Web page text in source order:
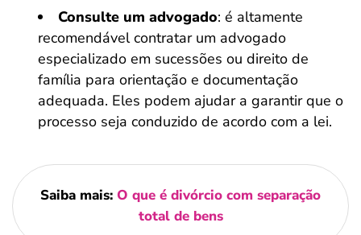
Consulte um advogado: é altamente
recomendável contratar um advogado
especializado em sucessões ou direito de
família para orientação e documentação
adequada. Eles podem ajudar a garantir que o
processo seja conduzido de acordo com a lei.
Saiba mais: O que é divórcio com separação
total de bens